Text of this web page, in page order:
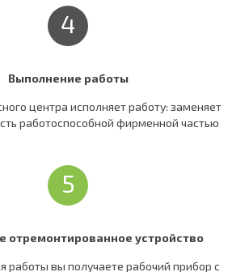
4
Выполнение работы
центра исполняет работу: заменяет
работоспособной фирменной частью
5
отремонтированное устройство
работы вы получаете рабочий прибор c